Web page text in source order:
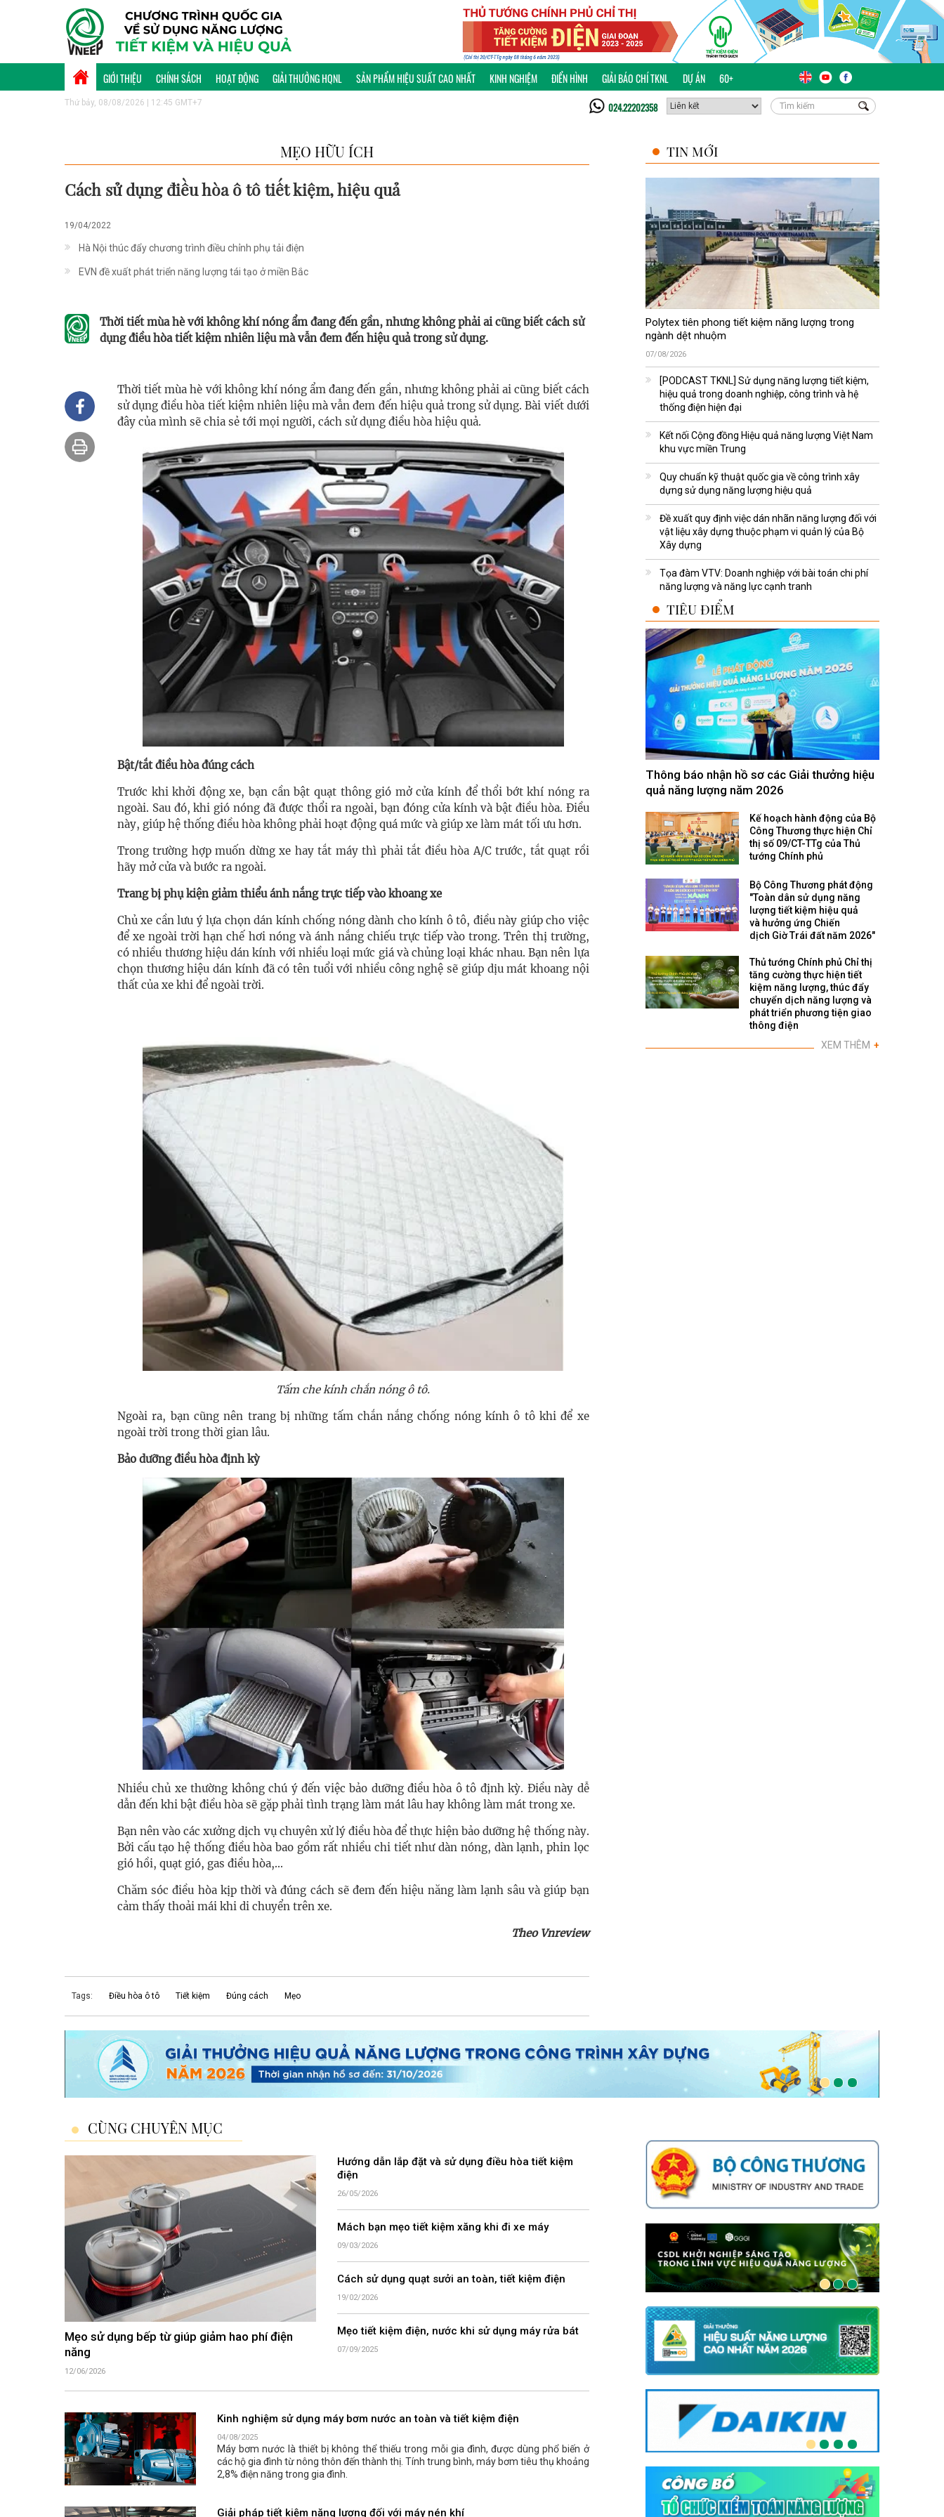
GIỚI THIỆU CHÍNH SÁCH HOẠT ĐỘNG GIẢI THƯỞNG HQNL SẢN PHẨM HIỆU SUẤT CAO NHẤT KINH NGHIỆM ĐIỂN HÌNH GIẢI BÁO CHÍ TKNL DỰ ÁN 60+
Thứ bảy, 08/08/2026 | 12:45 GMT+7 024.22202358
MẸO HỮU ÍCH
Cách sử dụng điều hòa ô tô tiết kiệm, hiệu quả
19/04/2022
Hà Nội thúc đẩy chương trình điều chỉnh phụ tải điện
EVN đề xuất phát triển năng lượng tái tạo ở miền Bắc
Thời tiết mùa hè với không khí nóng ẩm đang đến gần, nhưng không phải ai cũng biết cách sử
dụng điều hòa tiết kiệm nhiên liệu mà vẫn đem đến hiệu quả trong sử dụng.
Thời tiết mùa hè với không khí nóng ẩm đang đến gần, nhưng không phải ai cũng biết cách
sử dụng điều hòa tiết kiệm nhiên liệu mà vẫn đem đến hiệu quả trong sử dụng. Bài viết dưới
đây của mình sẽ chia sẻ tới mọi người, cách sử dụng điều hòa hiệu quả.
Bật/tắt điều hòa đúng cách
Trước khi khởi động xe, bạn cần bật quạt thông gió mở cửa kính để thổi bớt khí nóng ra
ngoài. Sau đó, khi gió nóng đã được thổi ra ngoài, bạn đóng cửa kính và bật điều hòa. Điều
này, giúp hệ thống điều hòa không phải hoạt động quá mức và giúp xe làm mát tối ưu hơn.
Trong trường hợp muốn dừng xe hay tắt máy thì phải tắt điều hòa A/C trước, tắt quạt rồi
hãy mở cửa và bước ra ngoài.
Trang bị phụ kiện giảm thiểu ánh nắng trực tiếp vào khoang xe
Chủ xe cần lưu ý lựa chọn dán kính chống nóng dành cho kính ô tô, điều này giúp cho việc
để xe ngoài trời hạn chế hơi nóng và ánh nắng chiếu trực tiếp vào trong. Trên thị trường,
có nhiều thương hiệu dán kính với nhiều loại mức giá và chủng loại khác nhau. Bạn nên lựa
chọn thương hiệu dán kính đã có tên tuổi với nhiều công nghệ sẽ giúp dịu mát khoang nội
thất của xe khi để ngoài trời.
Tấm che kính chắn nóng ô tô.
Ngoài ra, bạn cũng nên trang bị những tấm chắn nắng chống nóng kính ô tô khi để xe
ngoài trời trong thời gian lâu.
Bảo dưỡng điều hòa định kỳ
Nhiều chủ xe thường không chú ý đến việc bảo dưỡng điều hòa ô tô định kỳ. Điều này dễ
dẫn đến khi bật điều hòa sẽ gặp phải tình trạng làm mát lâu hay không làm mát trong xe.
Bạn nên vào các xưởng dịch vụ chuyên xử lý điều hòa để thực hiện bảo dưỡng hệ thống này.
Bởi cấu tạo hệ thống điều hòa bao gồm rất nhiều chi tiết như dàn nóng, dàn lạnh, phin lọc
gió hồi, quạt gió, gas điều hòa,...
Chăm sóc điều hòa kịp thời và đúng cách sẽ đem đến hiệu năng làm lạnh sâu và giúp bạn
cảm thấy thoải mái khi di chuyển trên xe.
Theo Vnreview
Tags: Điều hòa ô tô Tiết kiệm Đúng cách Mẹo
TIN MỚI
Polytex tiên phong tiết kiệm năng lượng trong
ngành dệt nhuộm
07/08/2026
[PODCAST TKNL] Sử dụng năng lượng tiết kiệm,
hiệu quả trong doanh nghiệp, công trình và hệ
thống điện hiện đại
Kết nối Cộng đồng Hiệu quả năng lượng Việt Nam
khu vực miền Trung
Quy chuẩn kỹ thuật quốc gia về công trình xây
dựng sử dụng năng lượng hiệu quả
Đề xuất quy định việc dán nhãn năng lượng đối với
vật liệu xây dựng thuộc phạm vi quản lý của Bộ
Xây dựng
Tọa đàm VTV: Doanh nghiệp với bài toán chi phí
năng lượng và năng lực cạnh tranh
TIÊU ĐIỂM
Thông báo nhận hồ sơ các Giải thưởng hiệu
quả năng lượng năm 2026
Kế hoạch hành động của Bộ
Công Thương thực hiện Chỉ
thị số 09/CT-TTg của Thủ
tướng Chính phủ
Bộ Công Thương phát động
"Toàn dân sử dụng năng
lượng tiết kiệm hiệu quả
và hưởng ứng Chiến
dịch Giờ Trái đất năm 2026"
Thủ tướng Chính phủ Chỉ thị
tăng cường thực hiện tiết
kiệm năng lượng, thúc đẩy
chuyển dịch năng lượng và
phát triển phương tiện giao
thông điện
XEM THÊM +
CÙNG CHUYÊN MỤC
Mẹo sử dụng bếp từ giúp giảm hao phí điện
năng
12/06/2026
Hướng dẫn lắp đặt và sử dụng điều hòa tiết kiệm
điện
26/05/2026
Mách bạn mẹo tiết kiệm xăng khi đi xe máy
09/03/2026
Cách sử dụng quạt sưởi an toàn, tiết kiệm điện
19/02/2026
Mẹo tiết kiệm điện, nước khi sử dụng máy rửa bát
07/09/2025
Kinh nghiệm sử dụng máy bơm nước an toàn và tiết kiệm điện
04/08/2025
Máy bơm nước là thiết bị không thể thiếu trong mỗi gia đình, được dùng phổ biến ở
các hộ gia đình từ nông thôn đến thành thị. Tính trung bình, máy bơm tiêu thụ khoảng
2,8% điện năng trong gia đình.